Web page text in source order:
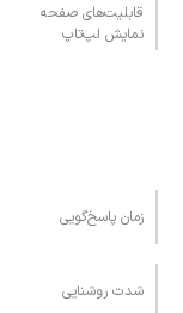
قابلیت‌های صفحه
نمایش لپ‌تاپ
زمان پاسخ‌گویی
شدت روشنایی